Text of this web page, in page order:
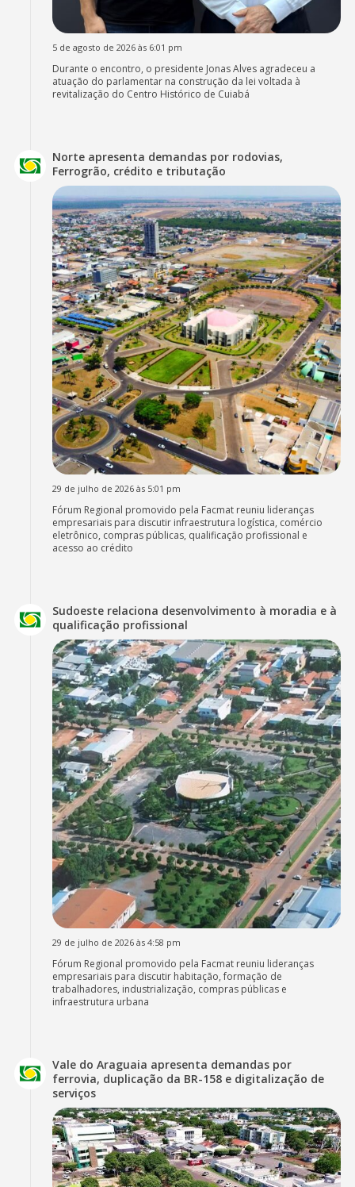
5 de agosto de 2026 às 6:01 pm
Durante o encontro, o presidente Jonas Alves agradeceu a
atuação do parlamentar na construção da lei voltada à
revitalização do Centro Histórico de Cuiabá
Norte apresenta demandas por rodovias,
Ferrogrão, crédito e tributação
29 de julho de 2026 às 5:01 pm
Fórum Regional promovido pela Facmat reuniu lideranças
empresariais para discutir infraestrutura logística, comércio
eletrônico, compras públicas, qualificação profissional e
acesso ao crédito
Sudoeste relaciona desenvolvimento à moradia e à
qualificação profissional
29 de julho de 2026 às 4:58 pm
Fórum Regional promovido pela Facmat reuniu lideranças
empresariais para discutir habitação, formação de
trabalhadores, industrialização, compras públicas e
infraestrutura urbana
Vale do Araguaia apresenta demandas por
ferrovia, duplicação da BR-158 e digitalização de
serviços